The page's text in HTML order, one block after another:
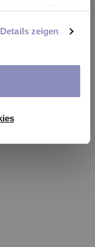
hierzu finden
Details zeigen